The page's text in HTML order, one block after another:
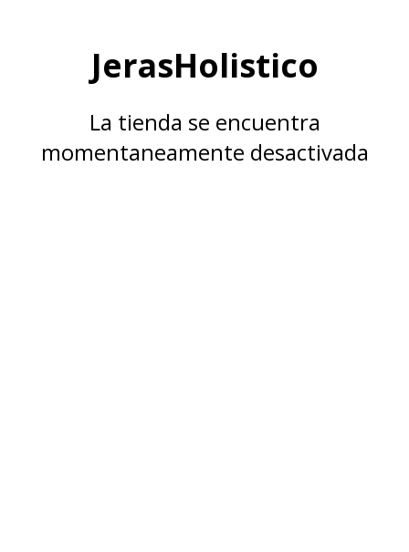
JerasHolistico
La tienda se encuentra
momentaneamente desactivada